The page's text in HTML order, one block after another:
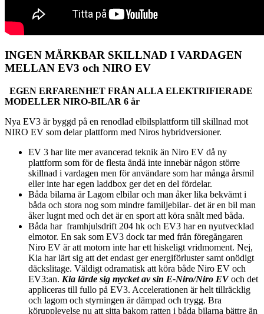
INGEN MÄRKBAR SKILLNAD I VARDAGEN
MELLAN EV3 och NIRO EV
EGEN ERFARENHET FRÅN ALLA ELEKTRIFIERADE
MODELLER NIRO-BILAR 6 år
Nya EV3 är byggd på en renodlad elbilsplattform till skillnad mot
NIRO EV som delar plattform med Niros hybridversioner.
EV 3 har lite mer avancerad teknik än Niro EV då ny
plattform som för de flesta ändå inte innebär någon större
skillnad i vardagen men för användare som har många årsmil
eller inte har egen laddbox ger det en del fördelar.
Båda bilarna är Lagom elbilar och man åker lika bekvämt i
båda och stora nog som mindre familjebilar- det är en bil man
åker lugnt med och det är en sport att köra snålt med båda.
Båda har framhjulsdrift 204 hk och EV3 har en nyutvecklad
elmotor. En sak som EV3 dock tar med från föregångaren
Niro EV är att motorn inte har ett hiskeligt vridmoment. Nej,
Kia har lärt sig att det endast ger energiförluster samt onödigt
däckslitage. Väldigt odramatisk att köra både Niro EV och
EV3:an. Kia lärde sig mycket av sin E-Niro/Niro EVoch det
appliceras till fullo på EV3. Accelerationen är helt tillräcklig
och lagom och styrningen är dämpad och trygg. Bra
körupplevelse nu att sitta bakom ratten i båda bilarna bättre än